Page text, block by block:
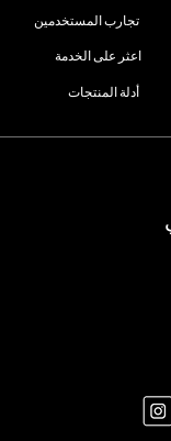
تجارب المستخدمين
اعثر على الخدمة
أدلة المنتجات